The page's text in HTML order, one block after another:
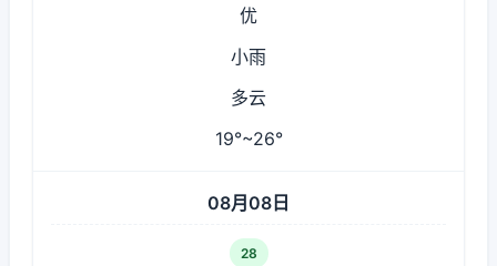
优
小雨
多云
19°~26°
08月08日
28